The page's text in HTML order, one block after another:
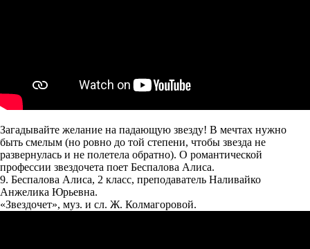
Загадывайте желание на падающую звезду! В мечтах нужно
быть смелым (но ровно до той степени, чтобы звезда не
развернулась и не полетела обратно). О романтической
профессии звездочета поет Беспалова Алиса.
9. Беспалова Алиса, 2 класс, преподаватель Наливайко
Анжелика Юрьевна.
«Звездочет», муз. и сл. Ж. Колмагоровой.